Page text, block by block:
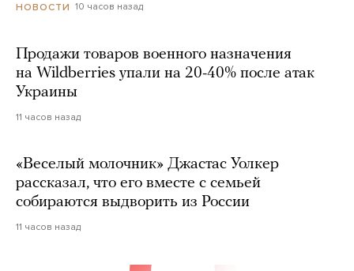
НОВОСТИ 10 часов назад
Продажи товаров военного назначения
на Wildberries упали на 20-40% после атак
Украины
11 часов назад
«Веселый молочник» Джастас Уолкер
рассказал, что его вместе с семьей
собираются выдворить из России
11 часов назад